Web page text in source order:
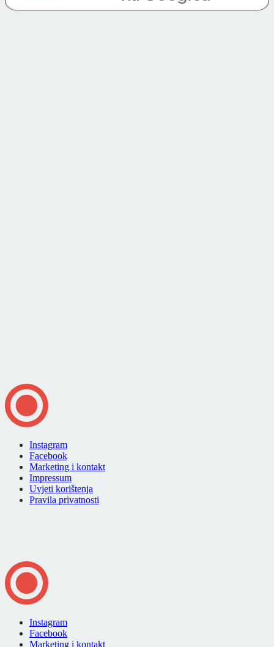
Instagram
Facebook
Marketing i kontakt
Impressum
Uvjeti korištenja
Pravila privatnosti
Instagram
Facebook
Marketing i kontakt